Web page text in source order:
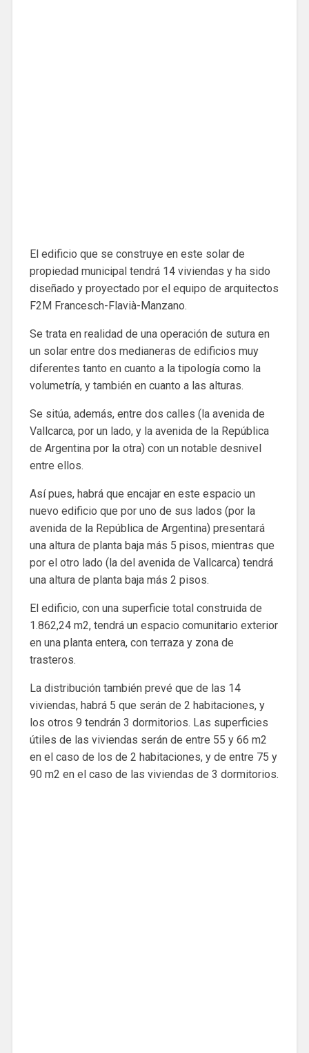
El edificio que se construye en este solar de
propiedad municipal tendrá 14 viviendas y ha sido
diseñado y proyectado por el equipo de arquitectos
F2M Francesch-Flavià-Manzano.
Se trata en realidad de una operación de sutura en
un solar entre dos medianeras de edificios muy
diferentes tanto en cuanto a la tipología como la
volumetría, y también en cuanto a las alturas.
Se sitúa, además, entre dos calles (la avenida de
Vallcarca, por un lado, y la avenida de la República
de Argentina por la otra) con un notable desnivel
entre ellos.
Así pues, habrá que encajar en este espacio un
nuevo edificio que por uno de sus lados (por la
avenida de la República de Argentina) presentará
una altura de planta baja más 5 pisos, mientras que
por el otro lado (la del avenida de Vallcarca) tendrá
una altura de planta baja más 2 pisos.
El edificio, con una superficie total construida de
1.862,24 m2, tendrá un espacio comunitario exterior
en una planta entera, con terraza y zona de
trasteros.
La distribución también prevé que de las 14
viviendas, habrá 5 que serán de 2 habitaciones, y
los otros 9 tendrán 3 dormitorios. Las superficies
útiles de las viviendas serán de entre 55 y 66 m2
en el caso de los de 2 habitaciones, y de entre 75 y
90 m2 en el caso de las viviendas de 3 dormitorios.